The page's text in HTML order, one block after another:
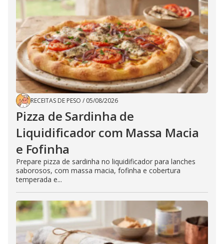
RECEITAS DE PESO / 05/08/2026
Pizza de Sardinha de
Liquidificador com Massa Macia
e Fofinha
Prepare pizza de sardinha no liquidificador para lanches
saborosos, com massa macia, fofinha e cobertura
temperada e...